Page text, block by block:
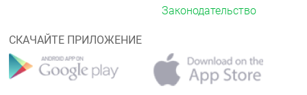
Законодательство
СКАЧАЙТЕ ПРИЛОЖЕНИЕ